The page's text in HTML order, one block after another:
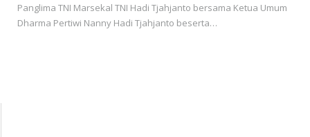
Panglima TNI Marsekal TNI Hadi Tjahjanto bersama Ketua Umum
Dharma Pertiwi Nanny Hadi Tjahjanto beserta…